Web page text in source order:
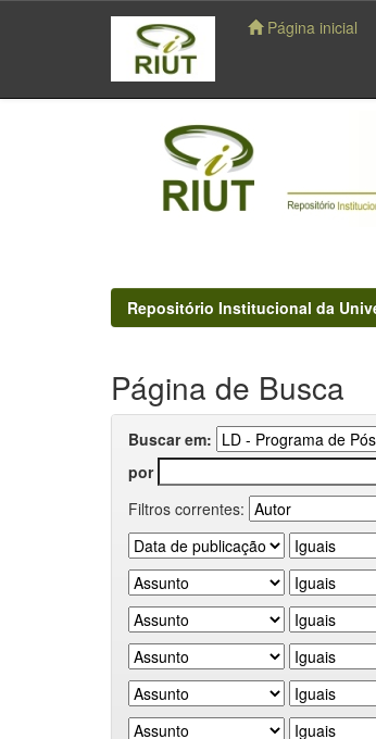
navigation
Página inicial
Repositório Institucional da
Página de Busca
Buscar em:
por
Filtros correntes: